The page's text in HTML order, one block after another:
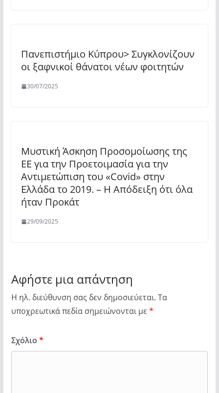
Πανεπιστήμιο Κύπρου> Συγκλονίζουν
οι ξαφνικοί θάνατοι νέων φοιτητών
30/07/2025
Μυστική Άσκηση Προσομοίωσης της
ΕΕ για την Προετοιμασία για την
Αντιμετώπιση του «Covid» στην
Ελλάδα το 2019. – Η Απόδειξη ότι όλα
ήταν Προκάτ
29/09/2025
Αφήστε μια απάντηση
Η ηλ. διεύθυνση σας δεν δημοσιεύεται. Τα
υποχρεωτικά πεδία σημειώνονται με *
Σχόλιο *